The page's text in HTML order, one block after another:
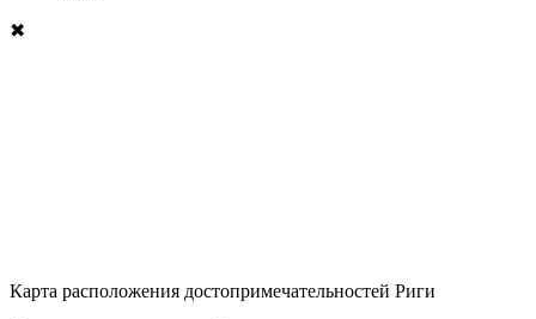
✖
Карта расположения достопримечательностей Риги